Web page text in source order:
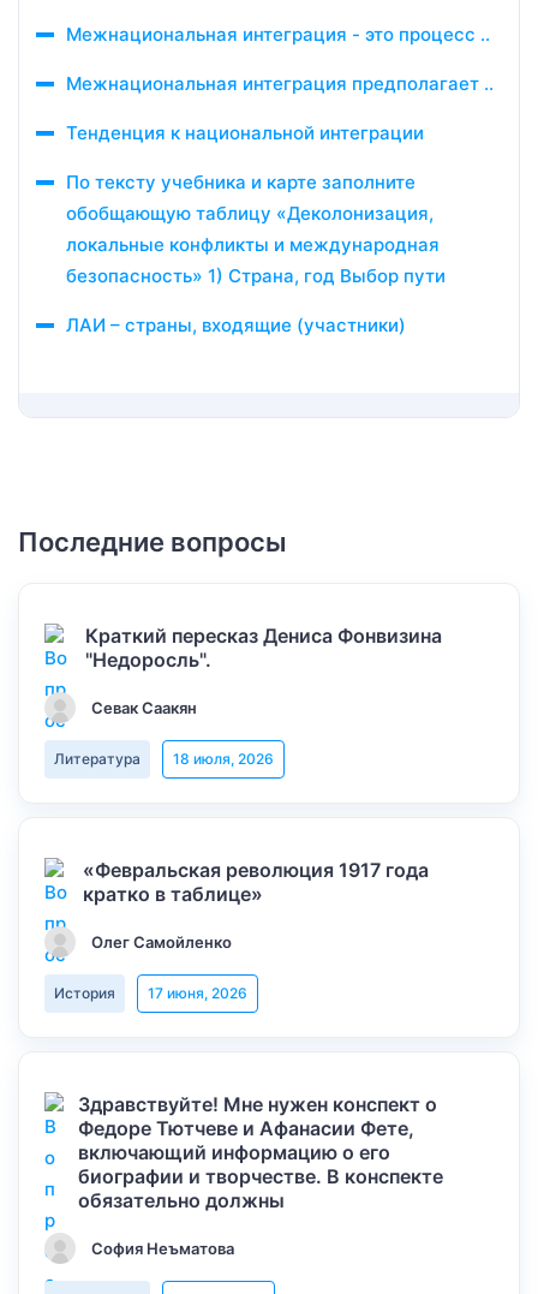
Межнациональная интеграция - это процесс ..
Межнациональная интеграция предполагает ..
Тенденция к национальной интеграции
По тексту учебника и карте заполните
обобщающую таблицу «Деколонизация,
локальные конфликты и международная
безопасность» 1) Страна, год Выбор пути
ЛАИ – страны, входящие (участники)
Последние вопросы
Краткий пересказ Дениса Фонвизина
"Недоросль".
Севак Саакян
Литература 18 июля, 2026
«Февральская революция 1917 года
кратко в таблице»
Олег Самойленко
История 17 июня, 2026
Здравствуйте! Мне нужен конспект о
Федоре Тютчеве и Афанасии Фете,
включающий информацию о его
биографии и творчестве. В конспекте
обязательно должны
София Неъматова